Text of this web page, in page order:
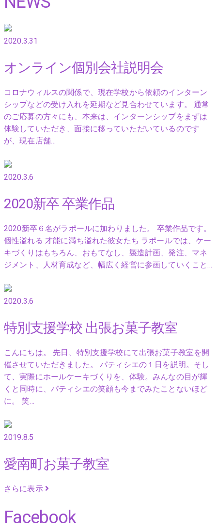
2020.3.31
オンライン個別会社説明会
コロナウィルスの関係で、現在学校から依頼のインターン
シップなどの受け入れを延期など見合わせています。 通常
のご応募の方々にも、本来は、インターンシップをまずは
体験していただき、面接に移っていただいているのです
が、現在店舗…
2020.3.6
2020新卒 卒業作品
2020新卒６名がラポールに加わりました。 卒業作品です。
個性溢れる 才能に満ち溢れた彼女たち ラポールでは、ケー
キづくりはもちろん、おもてなし、製造計画、発注、マネ
ジメント、人材育成など、幅広く経営に参画していくこと…
2020.3.6
特別支援学校 出張お菓子教室
こんにちは。 先日、特別支援学校にて出張お菓子教室を開
催させていただきました。 パティシエの１日を説明。そし
て、実際にホールケーキづくりを、体験。みんなの目が輝
くと同時に、パティシエの笑顔も今までみたことないほど
に。 笑…
2019.8.5
愛南町お菓子教室
さらに表示
Facebook